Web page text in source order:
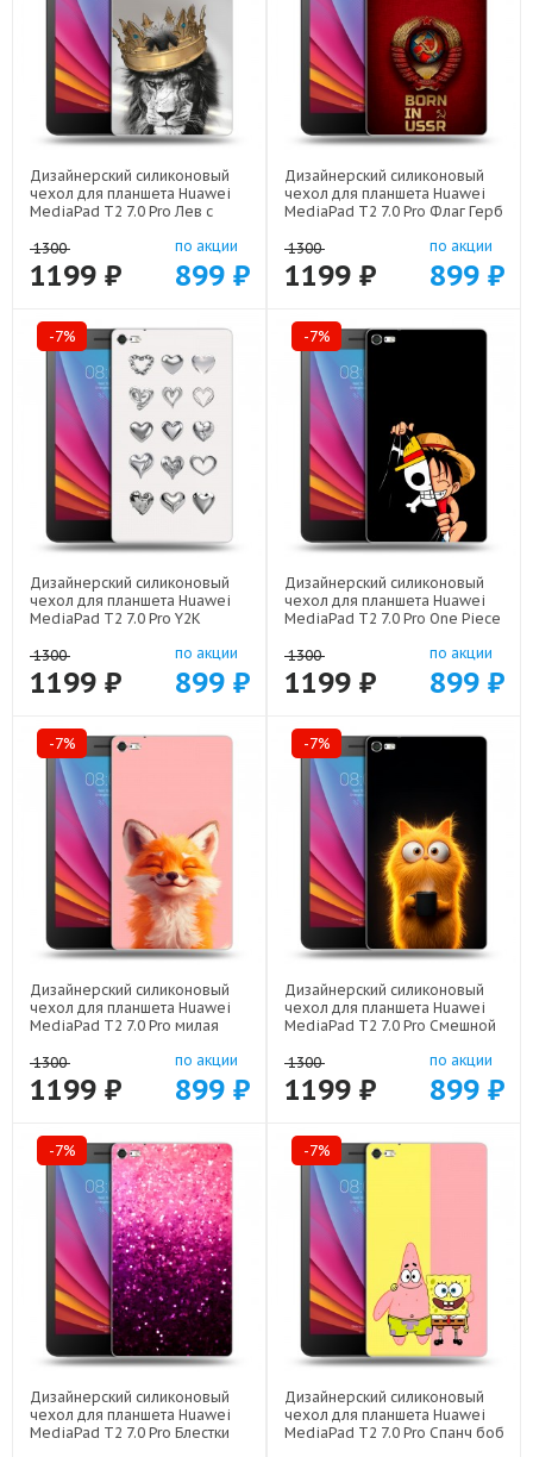
Дизайнерский силиконовый
чехол для планшета Huawei
MediaPad T2 7.0 Pro Лев с
1300
1199 ₽
по акции
899 ₽
Дизайнерский силиконовый
чехол для планшета Huawei
MediaPad T2 7.0 Pro Флаг Герб
1300
1199 ₽
по акции
899 ₽
-7%
Дизайнерский силиконовый
чехол для планшета Huawei
MediaPad T2 7.0 Pro Y2K
1300
1199 ₽
по акции
899 ₽
-7%
Дизайнерский силиконовый
чехол для планшета Huawei
MediaPad T2 7.0 Pro One Piece
1300
1199 ₽
по акции
899 ₽
-7%
Дизайнерский силиконовый
чехол для планшета Huawei
MediaPad T2 7.0 Pro милая
1300
1199 ₽
по акции
899 ₽
-7%
Дизайнерский силиконовый
чехол для планшета Huawei
MediaPad T2 7.0 Pro Смешной
1300
1199 ₽
по акции
899 ₽
-7%
Дизайнерский силиконовый
чехол для планшета Huawei
MediaPad T2 7.0 Pro Блестки
-7%
Дизайнерский силиконовый
чехол для планшета Huawei
MediaPad T2 7.0 Pro Спанч боб